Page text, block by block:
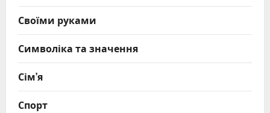
Своїми руками
Символіка та значення
Сім’я
Спорт